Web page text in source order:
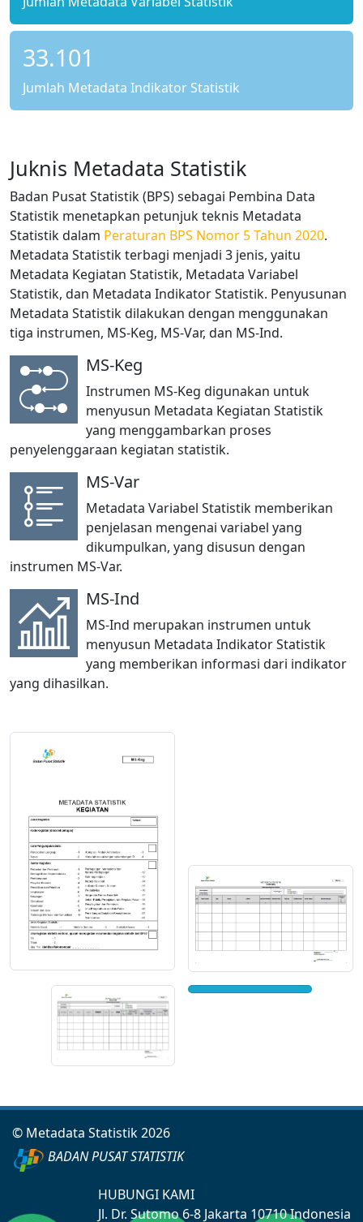
33.101
Jumlah Metadata Indikator Statistik
Juknis Metadata Statistik
Badan Pusat Statistik (BPS) sebagai Pembina Data
Statistik menetapkan petunjuk teknis Metadata
Statistik dalam Peraturan BPS Nomor 5 Tahun 2020.
Metadata Statistik terbagi menjadi 3 jenis, yaitu
Metadata Kegiatan Statistik, Metadata Variabel
Statistik, dan Metadata Indikator Statistik. Penyusunan
Metadata Statistik dilakukan dengan menggunakan
tiga instrumen, MS-Keg, MS-Var, dan MS-Ind.
MS-Keg
Instrumen MS-Keg digunakan untuk
menyusun Metadata Kegiatan Statistik
yang menggambarkan proses
penyelenggaraan kegiatan statistik.
MS-Var
Metadata Variabel Statistik memberikan
penjelasan mengenai variabel yang
dikumpulkan, yang disusun dengan
instrumen MS-Var.
MS-Ind
MS-Ind merupakan instrumen untuk
menyusun Metadata Indikator Statistik
yang memberikan informasi dari indikator
yang dihasilkan.
© Metadata Statistik 2026
BADAN PUSAT STATISTIK
HUBUNGI KAMI
Jl. Dr. Sutomo 6-8 Jakarta 10710 Indonesia